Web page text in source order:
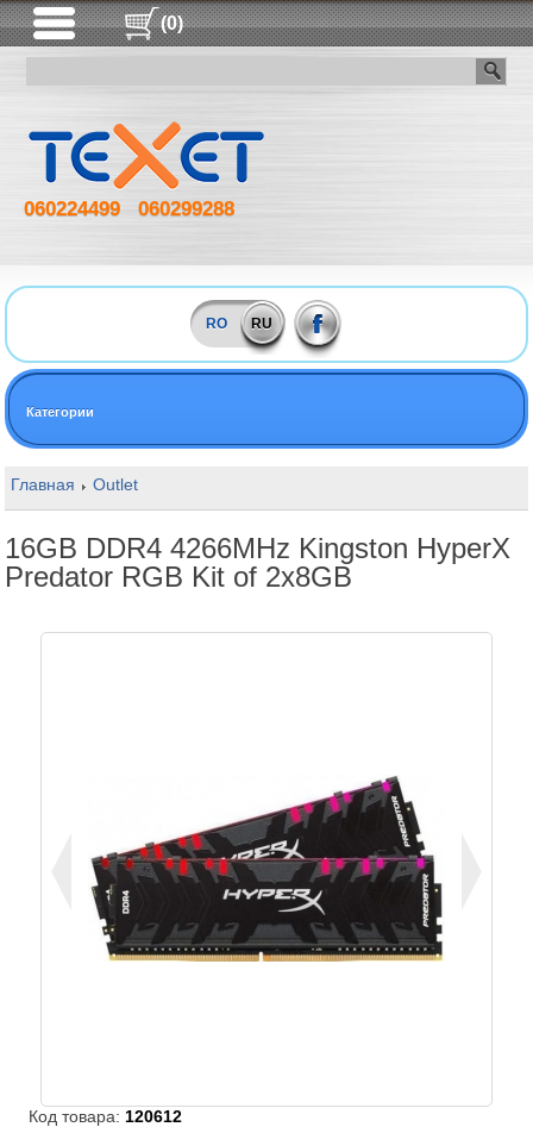
(0)
060224499 060299288
RO RU
Категории
Главная Outlet
16GB DDR4 4266MHz Kingston HyperX
Predator RGB Kit of 2x8GB
Код товара: 120612